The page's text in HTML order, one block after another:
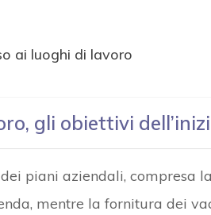
ai luoghi di lavoro
gli obiettivi
piani aziendali, compresa la
mentre la fornitura dei